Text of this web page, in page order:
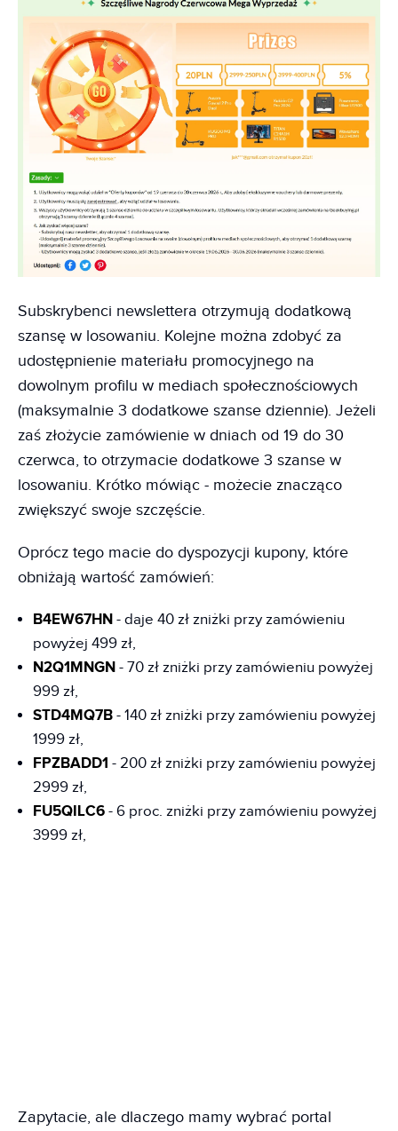
Subskrybenci newslettera otrzymują dodatkową
szansę w losowaniu. Kolejne można zdobyć za
udostępnienie materiału promocyjnego na
dowolnym profilu w mediach społecznościowych
(maksymalnie 3 dodatkowe szanse dziennie). Jeżeli
zaś złożycie zamówienie w dniach od 19 do 30
czerwca, to otrzymacie dodatkowe 3 szanse w
losowaniu. Krótko mówiąc - możecie znacząco
zwiększyć swoje szczęście.
Oprócz tego macie do dyspozycji kupony, które
obniżają wartość zamówień:
B4EW67HN - daje 40 zł zniżki przy zamówieniu
powyżej 499 zł,
N2Q1MNGN - 70 zł zniżki przy zamówieniu powyżej
999 zł,
STD4MQ7B - 140 zł zniżki przy zamówieniu powyżej
1999 zł,
FPZBADD1 - 200 zł zniżki przy zamówieniu powyżej
2999 zł,
FU5QILC6 - 6 proc. zniżki przy zamówieniu powyżej
3999 zł,
Zapytacie, ale dlaczego mamy wybrać portal